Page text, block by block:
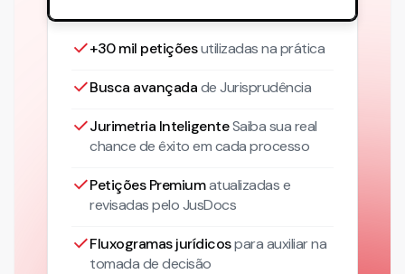
+30 mil petiçõesutilizadas na prática
Busca avançadade Jurisprudência
Jurimetria InteligenteSaiba sua real
chance de êxito em cada processo
Petições Premiumatualizadase
revisadas pelo JusDocs
Fluxogramas jurídicospara auxiliar na
tomada de decisão